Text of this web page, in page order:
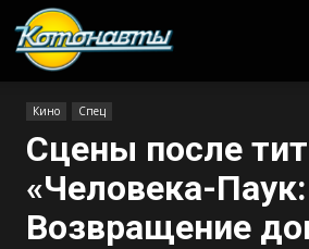
Кино Спец
Сцены после
«Человека-Паук:
Возвращение